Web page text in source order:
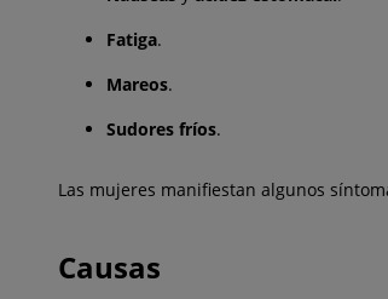
Fatiga.
Mareos.
Sudores fríos.
Las mujeres manifiestan algunos
Causas